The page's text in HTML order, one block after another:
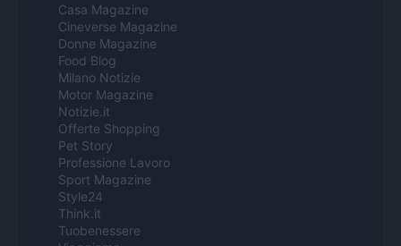
Casa Magazine
Cineverse Magazine
Donne Magazine
Food Blog
Milano Notizie
Motor Magazine
Notizie.it
Offerte Shopping
Pet Story
Professione Lavoro
Sport Magazine
Style24
Think.it
Tuobenessere